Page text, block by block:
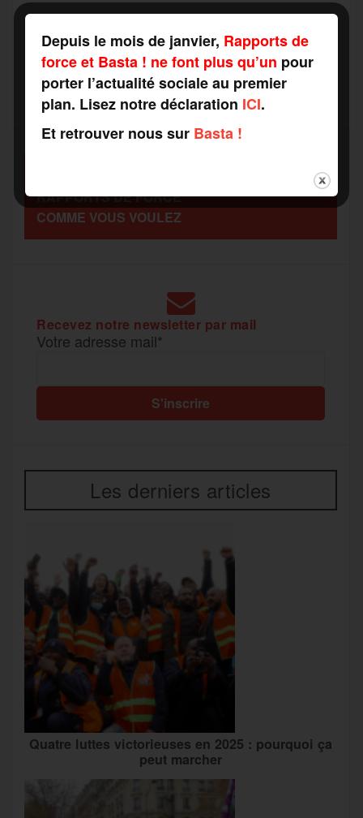
e
b
o
k
t
t
e
i
l
s
a
e
a
r
t
g
e
RAPPORTS DE FORCE
COMME VOUS VOULEZ
Recevez notre newsletter par mail
Votre adresse mail*
Les derniers articles
Quatre luttes victorieuses en 2025 : pourquoi ça
peut marcher
Depuis le mois de janvier, Rapports de
force et Basta ! ne font plus qu’un pour
porter l’actualité sociale au premier
plan. Lisez notre déclaration ICI.
Et retrouver nous sur Basta !